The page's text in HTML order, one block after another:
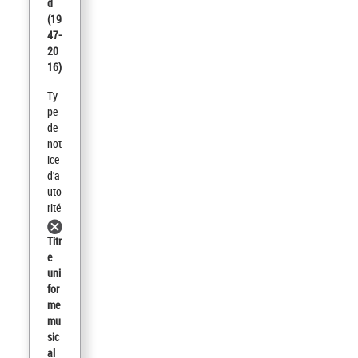
(19
47-
20
16)
Ty
pe
de
not
ice
d'a
uto
rité
Titr
e
uni
for
me
mu
sic
al